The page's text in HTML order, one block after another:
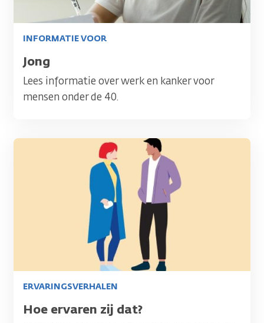
INFORMATIE VOOR
Titel
Jong
Lees informatie over werk en kanker voor
mensen onder de 40.
Afbeelding
ERVARINGSVERHALEN
Titel
Hoe ervaren zij dat?